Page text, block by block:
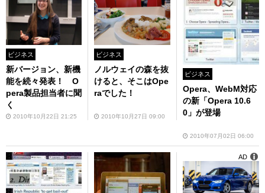
ビジネス
新バージョン、新機
能を続々発表！ O
pera製品担当者に聞
く
2010年10月22日 21:25
ビジネス
ノルウェイの森を抜
けると、そこはOpe
raでした！
2010年10月27日 09:00
ビジネス
Opera、WebM対応
の新「Opera 10.6
0」が登場
2010年07月02日 06:00
AD